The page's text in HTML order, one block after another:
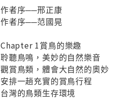
作者序──邢正康
作者序──范國晃
Chapter 1賞鳥的樂趣
聆聽鳥鳴，美妙的自然樂音
觀賞鳥類，體會大自然的奧妙
安排一趟充實的賞鳥行程
台灣的鳥類生存環境